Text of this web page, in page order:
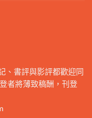
、書評與影評都歡迎同
者將薄致稿酬，刊登